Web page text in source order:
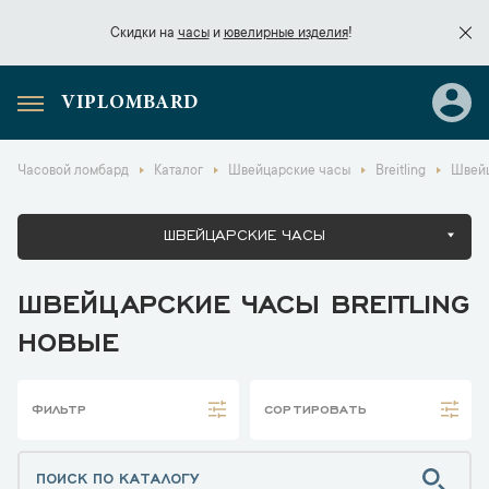
Скидки на часыи ювелирные изделия!
Скидки начасы
VIPLOMBARD
Часовой ломбард Каталог Швейцарские часы Breitling
ШВЕЙЦАРСКИЕ ЧАСЫ
ШВЕЙЦАРСКИЕ ЧАСЫ BREITLING
НОВЫЕ
ФИЛЬТР СОРТИРОВАТЬ